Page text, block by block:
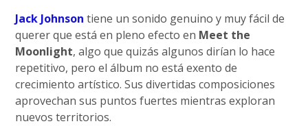
Jack Johnson tiene un sonido genuino y muy fácil de
querer que está en pleno efecto en Meet the
Moonlight, algo que quizás algunos dirían lo hace
repetitivo, pero el álbum no está exento de
crecimiento artístico. Sus divertidas composiciones
aprovechan sus puntos fuertes mientras exploran
nuevos territorios.